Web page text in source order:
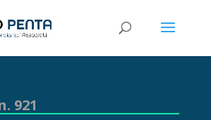
921